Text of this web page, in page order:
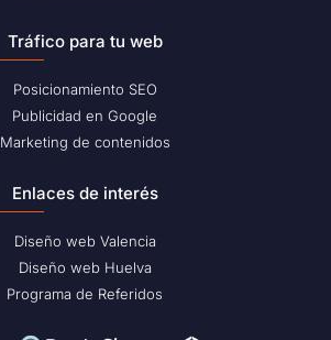
Tráfico para tu web
Posicionamiento SEO
Publicidad en Google
Marketing de contenidos
Enlaces de interés
Diseño web Valencia
Diseño web Huelva
Programa de Referidos